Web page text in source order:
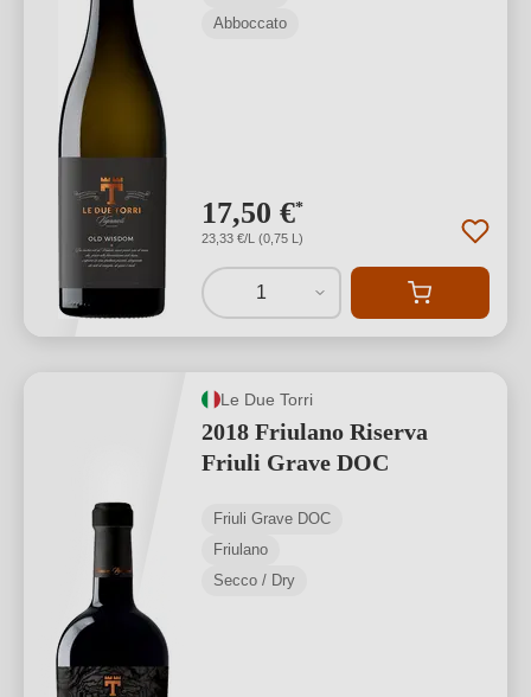
Abboccato
17,50 €*
23,33 €/L (0,75 L)
1
Le Due Torri
2018 Friulano Riserva
Friuli Grave DOC
Friuli Grave DOC
Friulano
Secco / Dry